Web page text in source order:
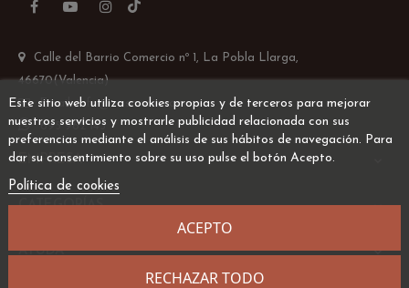
FacebookYouTubeInstagram
Calle del Barrio Comercio nº 1, La Pobla Llarga,
46670(Valencia)
Email: info@zasmusic.com
695 962 145
EMPRESA
CATEGORÍAS 
AYUDA 
Este sitio web utiliza cookies propias y de terceros para mejorar
nuestros servicios y mostrarle publicidad relacionada con sus
preferencias mediante el análisis de sus hábitos de navegación. Para
dar su consentimiento sobre su uso pulse el botón Acepto.
Política de cookies
RECHAZAR TODO
ACEPTO